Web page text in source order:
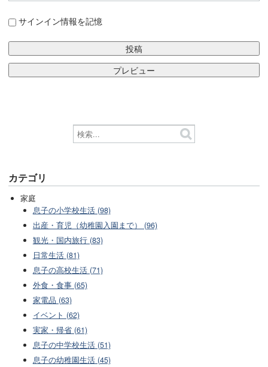
サインイン情報を記憶
カテゴリ
家庭
息子の小学校生活 (98)
出産・育児（幼稚園入園まで） (96)
観光・国内旅行 (83)
日常生活 (81)
息子の高校生活 (71)
外食・食事 (65)
家電品 (63)
イベント (62)
実家・帰省 (61)
息子の中学校生活 (51)
息子の幼稚園生活 (45)